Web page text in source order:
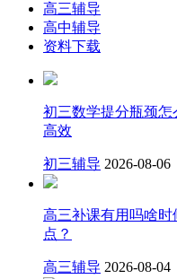
高三辅导
高中辅导
资料下载
初三数学提分瓶颈
高效
初三辅导 2026-08-06
高三补课有用吗啥
点？
高三辅导 2026-08-04